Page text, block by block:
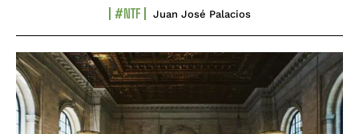
#NTF Juan José Palacios